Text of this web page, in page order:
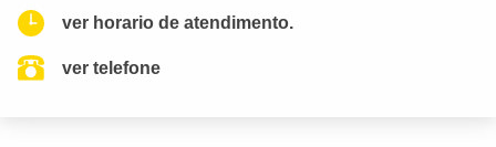
ver horario de atendimento.
ver telefone